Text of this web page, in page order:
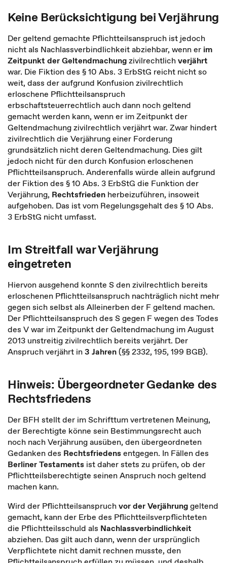
Keine Berücksichtigung bei Verjährung
Der geltend gemachte Pflichtteilsanspruch ist jedoch
nicht als Nachlassverbindlichkeit abziehbar, wenn er im
Zeitpunkt der Geltendmachungzivilrechtlichverjährt
war. Die Fiktion des § 10 Abs. 3 ErbStG reicht nicht so
weit, dass der aufgrund Konfusion zivilrechtlich
erloschene Pflichtteilsanspruch
erbschaftsteuerrechtlich auch dann noch geltend
gemacht werden kann, wenn er im Zeitpunkt der
Geltendmachung zivilrechtlich verjährt war. Zwar hindert
zivilrechtlich die Verjährung einer Forderung
grundsätzlich nicht deren Geltendmachung. Dies gilt
jedoch nicht für den durch Konfusion erloschenen
Pflichtteilsanspruch. Anderenfalls würde allein aufgrund
der Fiktion des § 10 Abs. 3 ErbStG die Funktion der
Verjährung, Rechtsfrieden herbeizuführen, insoweit
aufgehoben. Das ist vom Regelungsgehalt des § 10 Abs.
3 ErbStG nicht umfasst.
Im Streitfall war Verjährung
eingetreten
Hiervon ausgehend konnte S den zivilrechtlich bereits
erloschenen Pflichtteilsanspruch nachträglich nicht mehr
gegen sich selbst als Alleinerben der F geltend machen.
Der Pflichtteilsanspruch des S gegen F wegen des Todes
des V war im Zeitpunkt der Geltendmachung im August
2013 unstreitig zivilrechtlich bereits verjährt. Der
Anspruch verjährt in3 Jahren(§§ 2332, 195, 199 BGB).
Hinweis: Übergeordneter Gedanke des
Rechtsfriedens
Der BFH stellt der im Schrifttum vertretenen Meinung,
der Berechtigte könne sein Bestimmungsrecht auch
noch nach Verjährung ausüben, den übergeordneten
Gedanken des Rechtsfriedensentgegen. In Fällen des
Berliner Testaments ist daher stets zu prüfen, ob der
Pflichtteilsberechtigte seinen Anspruch noch geltend
machen kann.
Wird der Pflichtteilsanspruchvor der Verjährunggeltend
gemacht, kann der Erbe des Pflichtteilsverpflichteten
die Pflichtteilsschuld als Nachlassverbindlichkeit
abziehen. Das gilt auch dann, wenn der ursprünglich
Verpflichtete nicht damit rechnen musste, den